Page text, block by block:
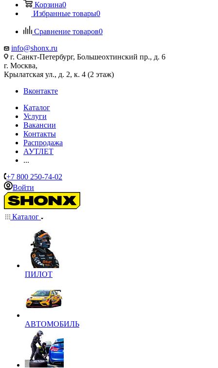
Корзина0
Избранные товары0
Сравнение товаров0
info@shonx.ru
г. Санкт-Петербург, Большеохтинский пр., д. 6
г. Москва,
Крылатская ул., д. 2, к. 4 (2 этаж)
Вконтакте
Каталог
Услуги
Вакансии
Контакты
Распродажа
АУТЛЕТ
...
+7 800 250-74-02
Войти
Каталог
ПИЛОТ
АВТОМОБИЛЬ